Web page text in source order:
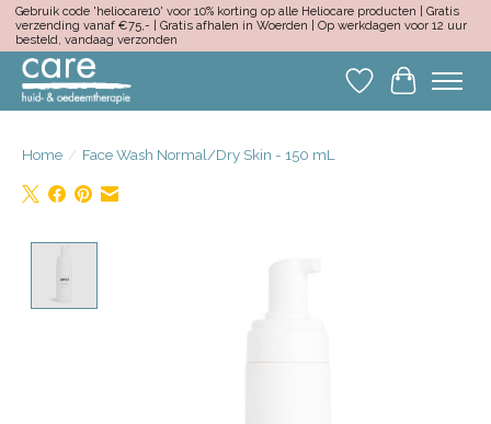
Gebruik code 'heliocare10' voor 10% korting op alle Heliocare producten | Gratis
verzending vanaf €75,- | Gratis afhalen in Woerden | Op werkdagen voor 12 uur
besteld, vandaag verzonden
Verlanglijst
Home / Face Wash Normal/Dry Skin - 150 mL